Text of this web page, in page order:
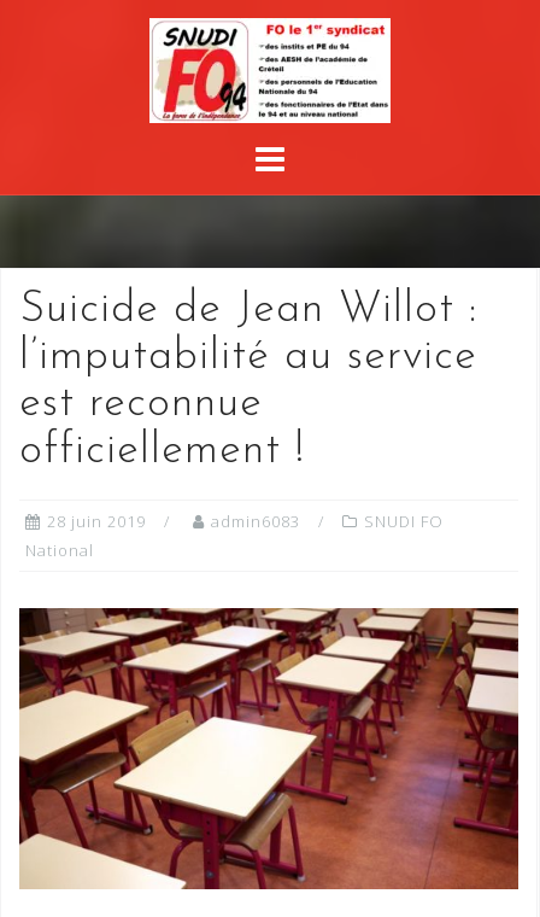
Suicide de Jean Willot :
l’imputabilité au service
est reconnue
officiellement !
28 juin 2019 admin6083
SNUDI FO
National